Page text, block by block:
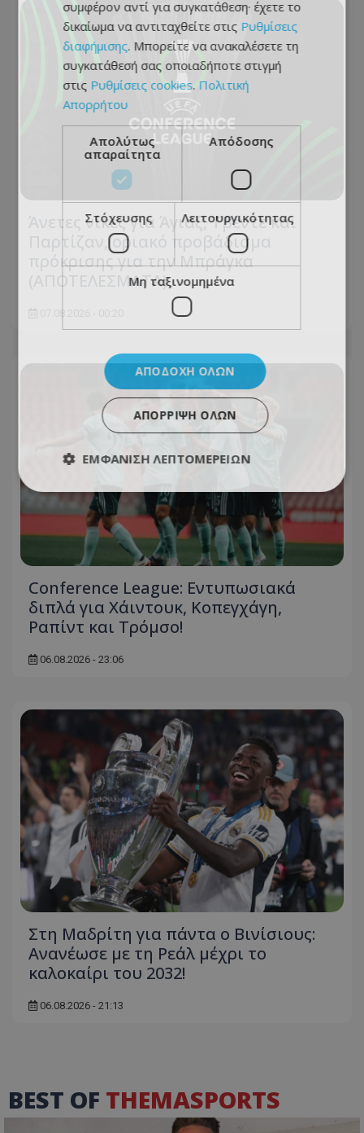
Άνετες νίκες για Άγιαξ, Τβέντε και
Παρτίζαν, οριακό προβάδισμα
πρόκρισης για την Μπράγκα
(ΑΠΟΤΕΛΕΣΜΑΤΑ)
Conference League: Εντυπωσιακά
διπλά για Χάιντουκ, Κοπεγχάγη,
Ραπίντ και Τρόμσο!
06.08.2026 - 23:06
Στη Μαδρίτη για πάντα ο Βινίσιους:
Ανανέωσε με τη Ρεάλ μέχρι το
καλοκαίρι του 2032!
06.08.2026 - 21:13
BEST OF THEMASPORTS
συμφέρον αντί για συγκατάθεση· έχετε το
δικαίωμα να αντιταχθείτε στις Ρυθμίσεις
διαφήμισης. Μπορείτε να ανακαλέσετε τη
συγκατάθεσή σας οποιαδήποτε στιγμή
στις Ρυθμίσεις cookies. Πολιτική
Απορρήτου
Απολύτως
απαραίτητα
Απόδοσης
Στόχευσης Λειτουργικότητας
Μη ταξινομημένα
ΑΠΟΔΟΧΉ ΌΛΩΝ
ΑΠΌΡΡΙΨΗ ΌΛΩΝ
ΕΜΦΆΝΙΣΗ ΛΕΠΤΟΜΕΡΕΙΏΝ